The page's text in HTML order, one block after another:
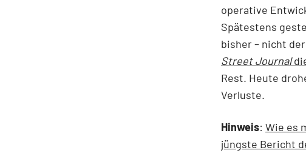
operative
Spätestens
bisher – nicht
Street Journal
Rest. Heute
Verluste.
Hinweis: Wie es
jüngste Bericht